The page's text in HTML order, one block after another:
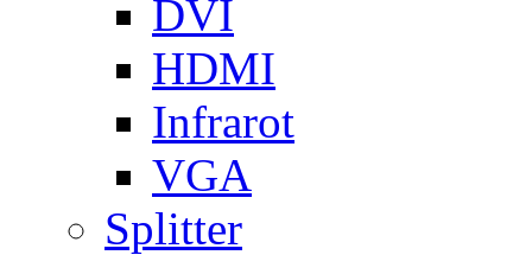
DVI
HDMI
Infrarot
VGA
Splitter